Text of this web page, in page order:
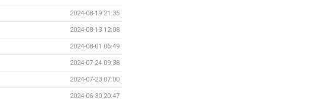
2024-08-19 21:35
2024-08-13 12:08
2024-08-01 06:49
2024-07-24 09:38
2024-07-23 07:00
2024-06-30 20:47